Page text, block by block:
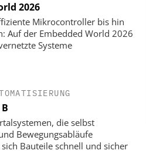
2026
Mikrocontroller bis hin
Auf der Embedded World 2026
Systeme
die selbst
Bewegungsabläufe
Bauteile schnell und sicher